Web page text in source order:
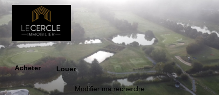
Acheter Louer
Modifier ma recherche